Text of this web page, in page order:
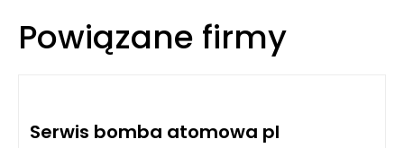
Powiązane firmy
Serwis bomba atomowa pl